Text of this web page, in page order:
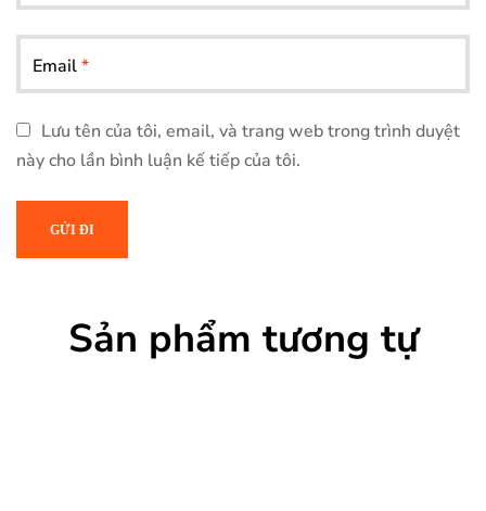
Email*
Lưu tên của tôi, email, và trang web trong trình duyệt
này cho lần bình luận kế tiếp của tôi.
Sản phẩm tương tự